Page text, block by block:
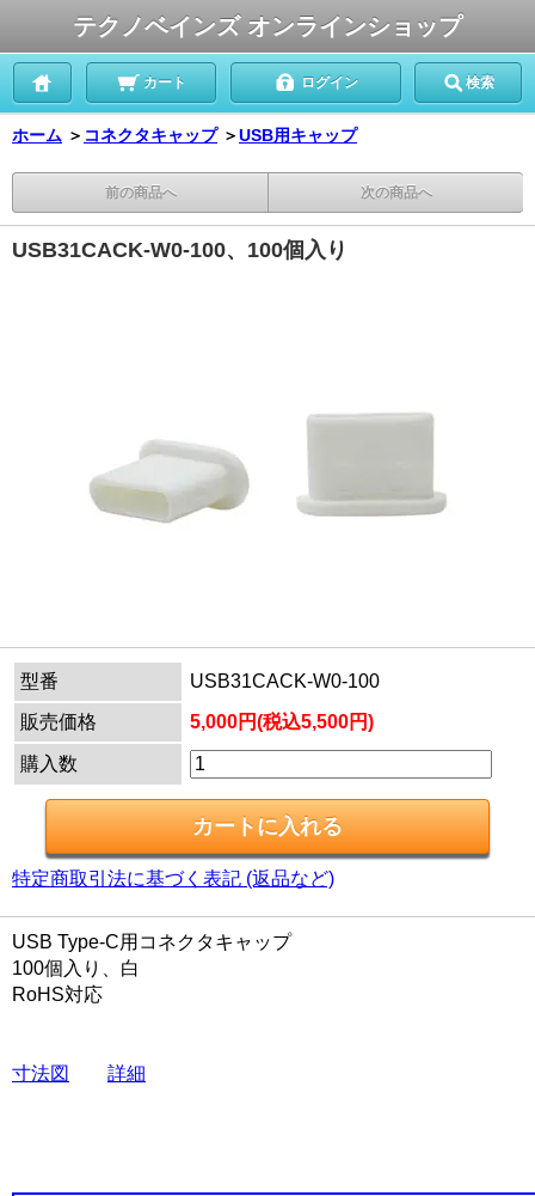
テクノベインズ オンラインショップ
カート ログイン 検索
ホーム ＞ コネクタキャップ ＞USB用キャップ
前の商品へ 次の商品へ
USB31CACK-W0-100、100個入り
型番
USB31CACK-W0-100
販売価格
5,000円(税込5,500円)
購入数
特定商取引法に基づく表記 (返品など)
USB Type-C用コネクタキャップ
100個入り、白
RoHS対応
寸法図 詳細